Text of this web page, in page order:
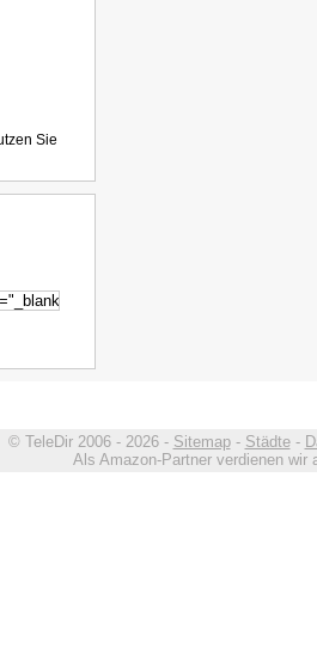
Sie
© TeleDir 2006 - 2026 - Sitemap- Städte-
Als Amazon-Partner verdienen wir